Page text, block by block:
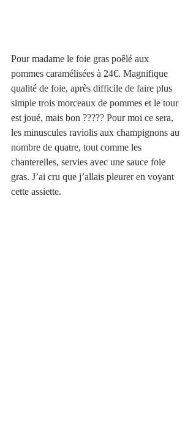
Pour madame le foie gras poêlé aux
pommes caramélisées à 24€. Magnifique
qualité de foie, après difficile de faire plus
simple trois morceaux de pommes et le tour
est joué, mais bon ????? Pour moi ce sera,
les minuscules raviolis aux champignons au
nombre de quatre, tout comme les
chanterelles, servies avec une sauce foie
gras. J’ai cru que j’allais pleurer en voyant
cette assiette.